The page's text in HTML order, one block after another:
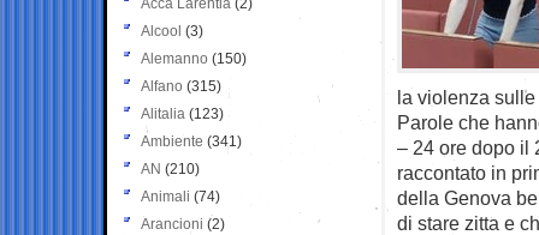
la violenza
Parole che
– 24 ore dopo il
raccontato in
della Genova
di stare zitta e
Acca Larentia (2)
Alcool (3)
Alemanno (150)
Alfano (315)
Alitalia (123)
Ambiente (341)
AN (210)
Animali (74)
Arancioni (2)